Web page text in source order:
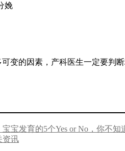
娩
变的因素，产科医生一定要判
宝发育的5个Yes or No，你不知
资讯